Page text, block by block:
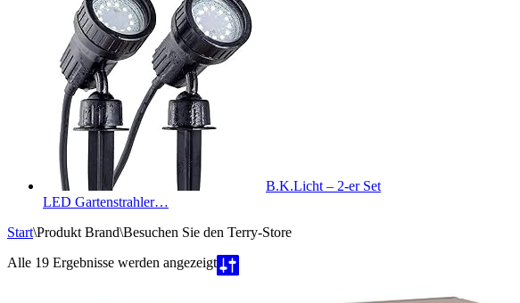
B.K.Licht – 2-er Set
LED Gartenstrahler…
Start\Produkt Brand\Besuchen Sie den Terry-Store
Alle 19 Ergebnisse werden angezeigtNach
Beliebtheit